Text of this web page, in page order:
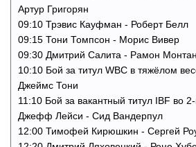
Артур Григорян
09:10 Трэвис Кауфман - Роберт Белл
09:15 Тони Томпсон - Морис Вивер
09:30 Дмитрий Салита - Рамон
10:10 Бой за титул WBC в тяжёлом
Джеймс Тони
11:10 Бой за вакантный титул IBF во
Джефф Лейси - Сид Вандерпул
12:00 Тимофей Кирюшкин - Сергей